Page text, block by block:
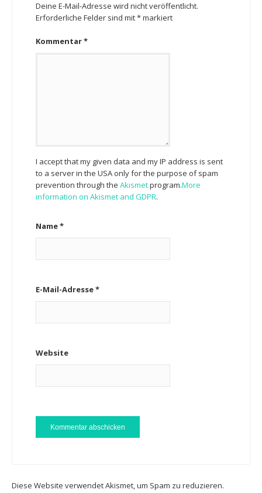
Deine E-Mail-Adresse wird nicht veröffentlicht.
Erforderliche Felder sind mit*markiert
Kommentar*
I accept that my given data and my IP address is sent
to a server in the USA only for the purpose of spam
prevention through the Akismetprogram.More
information on Akismet and GDPR.
Name*
E-Mail-Adresse*
Website
Diese Website verwendet Akismet, um Spam zu reduzieren.